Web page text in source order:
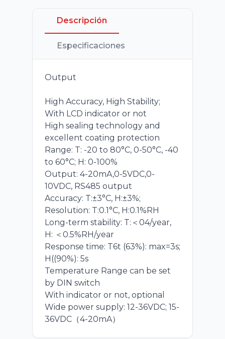
Descripción
Especificaciones
Output
High Accuracy, High Stability;
With LCD indicator or not
High sealing technology and
excellent coating protection
Range: T: -20 to 80°C, 0-50°C, -40
to 60°C; H: 0-100%
Output: 4-20mA,0-5VDC,0-
10VDC, RS485 output
Accuracy: T:±3°C, H:±3%;
Resolution: T:0.1°C, H:0.1%RH
Long-term stability: T:＜04/year,
H: ＜0.5%RH/year
Response time: T6t (63%): max=3s;
H((90%): 5s
Temperature Range can be set
by DIN switch
With indicator or not, optional
Wide power supply: 12-36VDC; 15-
36VDC（4-20mA）